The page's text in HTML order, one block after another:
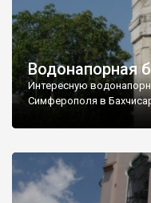
Водонапорная
Интересную
Симферополя в